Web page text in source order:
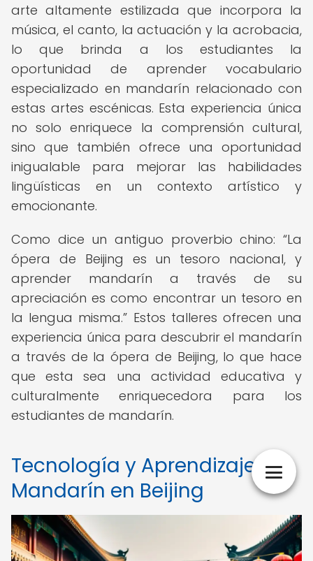
arte altamente estilizada que incorpora la
música, el canto, la actuación y la acrobacia,
lo que brinda a los estudiantes la
oportunidad de aprender vocabulario
especializado en mandarín relacionado con
estas artes escénicas. Esta experiencia única
no solo enriquece la comprensión cultural,
sino que también ofrece una oportunidad
inigualable para mejorar las habilidades
lingüísticas en un contexto artístico y
emocionante.
Como dice un antiguo proverbio chino:
La
ópera de Beijing es un tesoro nacional, y
aprender mandarín a través de su
apreciación es como encontrar un tesoro en
la lengua misma.
Estos talleres ofrecen una
experiencia única para descubrir el mandarín
a través de la ópera de Beijing, lo que hace
que esta sea una actividad educativa y
culturalmente enriquecedora para los
estudiantes de mandarín.
Tecnología y Aprendizaje de
Mandarín en Beijing